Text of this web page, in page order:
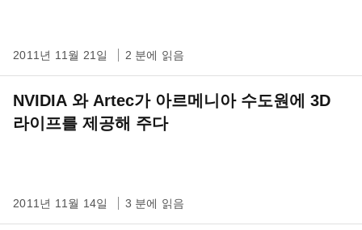
2011년 11월 21일 2 분에 읽음
NVIDIA 와 Artec가 아르메니아 수도원에 3D
라이프를 제공해 주다
2011년 11월 14일 3 분에 읽음